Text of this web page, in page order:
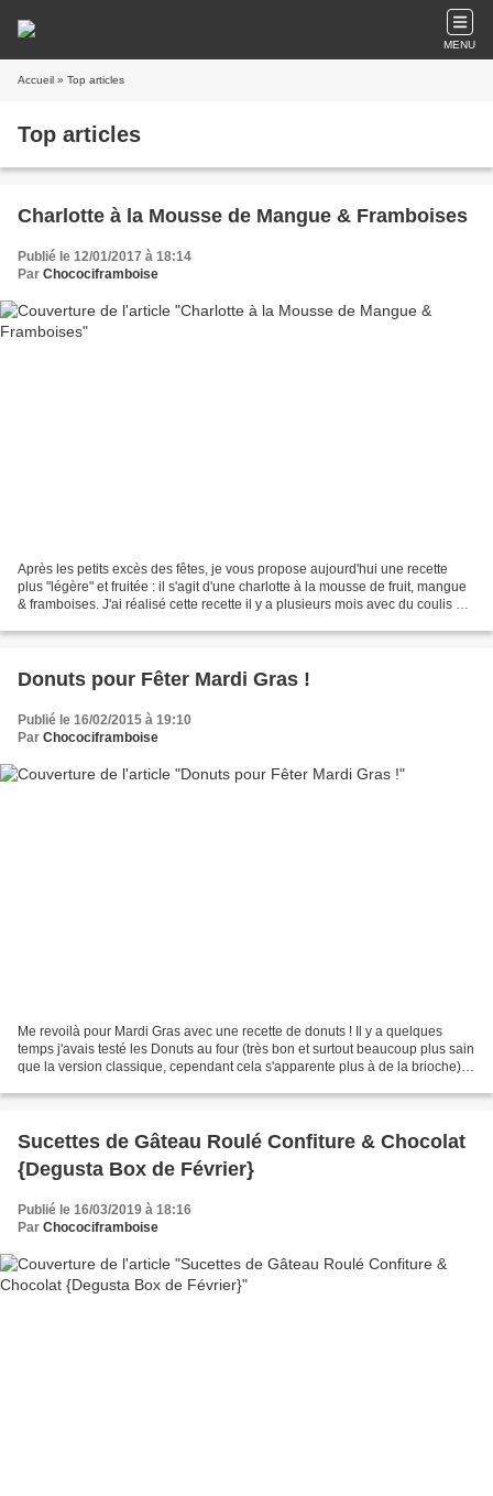
MENU
Accueil » Top articles
Top articles
Charlotte à la Mousse de Mangue & Framboises
Publié le 12/01/2017 à 18:14
Par Chocociframboise
Après les petits excès des fêtes, je vous propose aujourd'hui une recette
plus "légère" et fruitée : il s'agit d'une charlotte à la mousse de fruit, mangue
& framboises. J'ai réalisé cette recette il y a plusieurs mois avec du coulis de
Donuts pour Fêter Mardi Gras !
Publié le 16/02/2015 à 19:10
Par Chocociframboise
Me revoilà pour Mardi Gras avec une recette de donuts ! Il y a quelques
temps j'avais testé les Donuts au four (très bon et surtout beaucoup plus sain
que la version classique, cependant cela s'apparente plus à de la brioche).
Sucettes de Gâteau Roulé Confiture & Chocolat
{Degusta Box de Février}
Publié le 16/03/2019 à 18:16
Par Chocociframboise